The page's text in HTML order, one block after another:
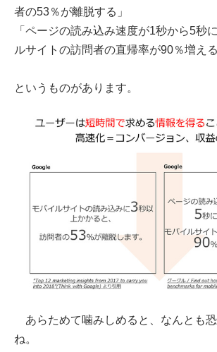
者の53％が離脱する」
「ページの読み込み速度が1秒から5秒
ルサイトの訪問者の直帰率が90％増える
というものがあります。
あらためて噛みしめると、なんとも
ね。